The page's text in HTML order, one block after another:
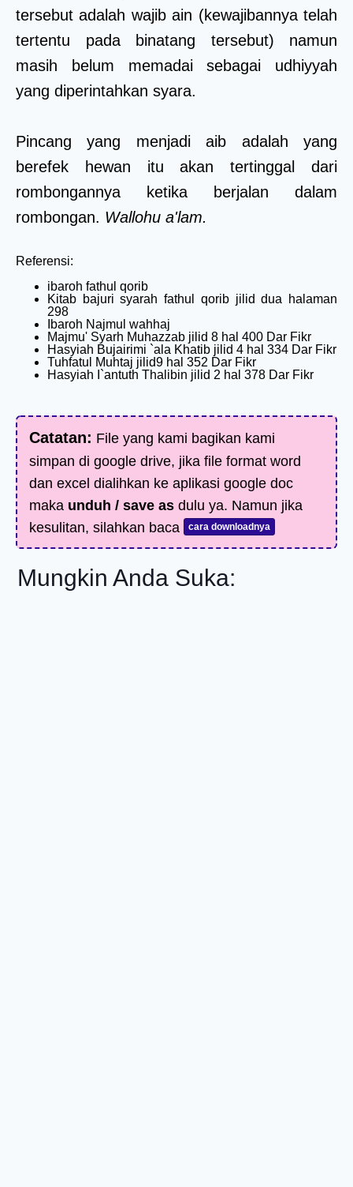
tersebut adalah wajib ain (kewajibannya telah
tertentu pada binatang tersebut) namun
masih belum memadai sebagai udhiyyah
yang diperintahkan syara.
Pincang yang menjadi aib adalah yang
berefek hewan itu akan tertinggal dari
rombongannya ketika berjalan dalam
rombongan. Wallohu a'lam.
Referensi:
ibaroh fathul qorib
Kitab bajuri syarah fathul qorib jilid dua halaman
298
Ibaroh Najmul wahhaj
Majmu' Syarh Muhazzab jilid 8 hal 400 Dar Fikr
Hasyiah Bujairimi `ala Khatib jilid 4 hal 334 Dar Fikr
Tuhfatul Muhtaj jilid9 hal 352 Dar Fikr
Hasyiah I`antuth Thalibin jilid 2 hal 378 Dar Fikr
Catatan: File yang kami bagikan kami
simpan di google drive, jika file format word
dan excel dialihkan ke aplikasi google doc
maka unduh / save as dulu ya. Namun jika
kesulitan, silahkan baca
cara downloadnya
Mungkin Anda Suka: